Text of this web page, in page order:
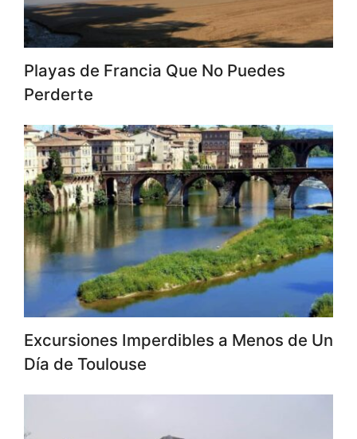
Playas de Francia Que No Puedes
Perderte
Excursiones Imperdibles a Menos de Un
Día de Toulouse